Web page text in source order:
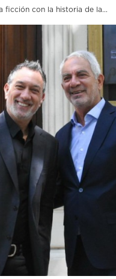
ficción con la historia de la...